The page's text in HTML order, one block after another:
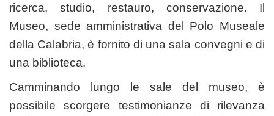
ricerca, studio, restauro, conservazione. Il
Museo, sede amministrativa del Polo Museale
della Calabria, è fornito di una sala convegni e di
una biblioteca.
Camminando lungo le sale del museo, è
possibile scorgere testimonianze di rilevanza